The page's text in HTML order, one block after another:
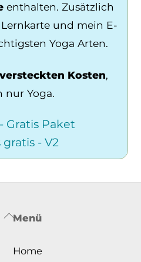
enthalten. Zusätzlich
und mein E-
Yoga Arten.
Kosten,
nur Yoga.
Back
Top
Menü
Home